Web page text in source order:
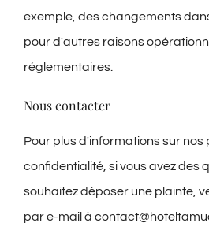
exemple, des changements
pour d'autres raisons
réglementaires.
Nous contacter
Pour plus d'informations sur nos
confidentialité, si vous avez des
souhaitez déposer une plainte,
par e-mail à